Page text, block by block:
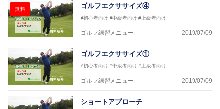
無料 ゴルフエクササイズ④
#初心者向け #中級者向け #上級者向け
ゴルフ練習メニュー 2019/07/09
ゴルフエクササイズ①
#初心者向け #中級者向け #上級者向け
ゴルフ練習メニュー 2019/07/09
ショートアプローチ